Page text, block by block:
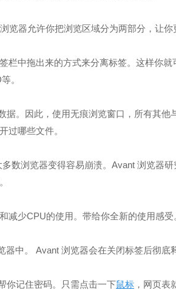
器允许你把浏览区域分为两部分，让你
栏中拖出来的方式来分离标签。这样你
。
。因此，使用无痕浏览窗口，所有其他
过哪些文件。
数浏览器变得容易崩溃。Avant 浏览器
少CPU的使用。带给你全新的使用感受
中。 Avant 浏览器会在关闭标签后彻底
你记住密码。只需点击一下鼠标 ，网页表